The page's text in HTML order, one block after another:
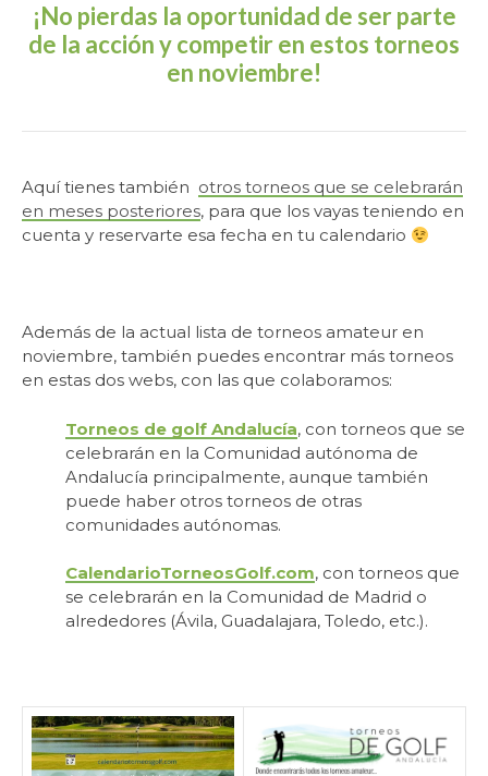
¡No pierdas la oportunidad de ser parte
de la acción y competir en estos torneos
en noviembre!
Aquí tienes también otros torneos que se celebrarán
en meses posteriores, para que los vayas teniendo en
cuenta y reservarte esa fecha en tu calendario
Además de la actual lista de torneos amateur en
noviembre, también puedes encontrar más torneos
en estas dos webs, con las que colaboramos:
Torneos de golf Andalucía, con torneos que se
celebrarán en la Comunidad autónoma de
Andalucía principalmente, aunque también
puede haber otros torneos de otras
comunidades autónomas.
CalendarioTorneosGolf.com, con torneos que
se celebrarán en la Comunidad de Madrid o
alrededores (Ávila, Guadalajara, Toledo, etc.).